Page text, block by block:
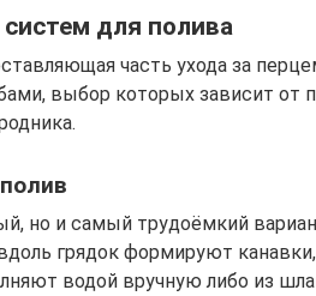
для полива
часть ухода за
выбор которых зависит от
но и самый трудоёмкий
грядок формируют
водой вручную либо из